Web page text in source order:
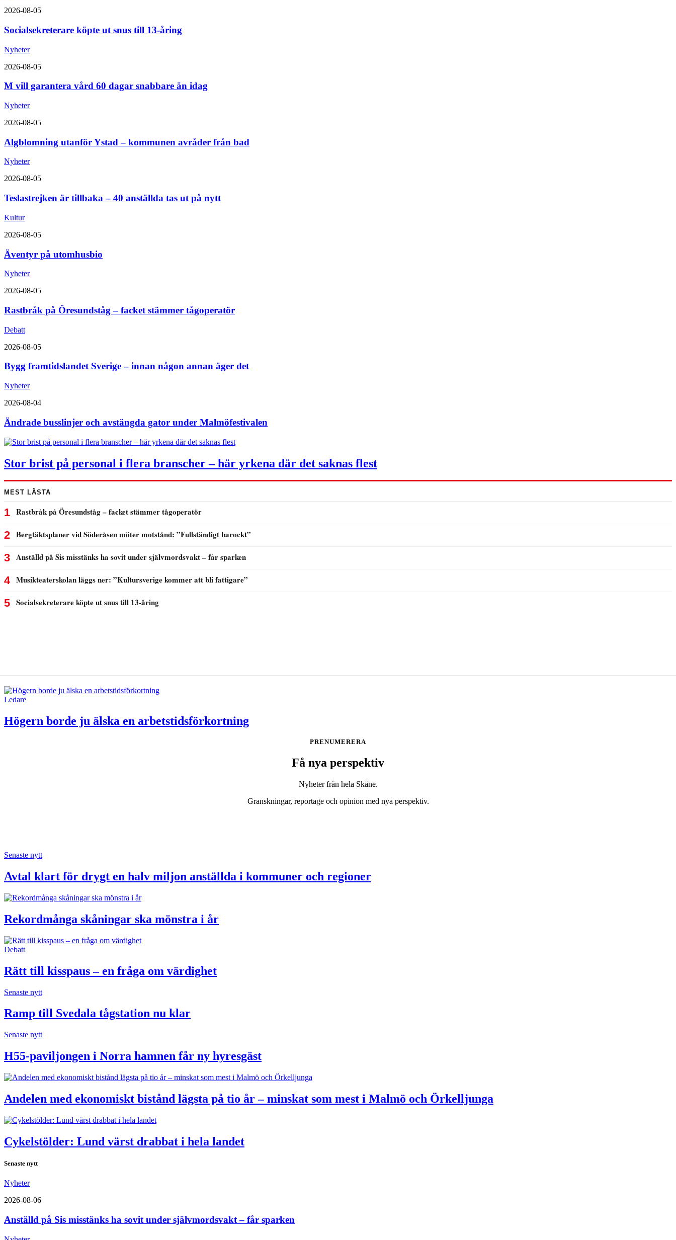
2026-08-05
Socialsekreterare köpte ut snus till 13-åring
Nyheter
2026-08-05
M vill garantera vård 60 dagar snabbare än idag
Nyheter
2026-08-05
Algblomning utanför Ystad – kommunen avråder från bad
Nyheter
2026-08-05
Teslastrejken är tillbaka – 40 anställda tas ut på nytt
Kultur
2026-08-05
Äventyr på utomhusbio
Nyheter
2026-08-05
Rastbråk på Öresundståg – facket stämmer tågoperatör
Debatt
2026-08-05
Bygg framtidslandet Sverige – innan någon annan äger det
Nyheter
2026-08-04
Ändrade busslinjer och avstängda gator under Malmöfestivalen
Stor brist på personal i flera branscher – här yrkena där det saknas flest
Ledare
Högern borde ju älska en arbetstidsförkortning
PRENUMERERA
Få nya perspektiv
Nyheter från hela Skåne.
Granskningar, reportage och opinion med nya perspektiv.
Senaste nytt
Avtal klart för drygt en halv miljon anställda i kommuner och regioner
Rekordmånga skåningar ska mönstra i år
Debatt
Rätt till kisspaus – en fråga om värdighet
Senaste nytt
Ramp till Svedala tågstation nu klar
Senaste nytt
H55-paviljongen i Norra hamnen får ny hyresgäst
Andelen med ekonomiskt bistånd lägsta på tio år – minskat som mest i Malmö och Örkelljunga
Cykelstölder: Lund värst drabbat i hela landet
Senaste nytt
Nyheter
2026-08-06
Anställd på Sis misstänks ha sovit under självmordsvakt – får sparken